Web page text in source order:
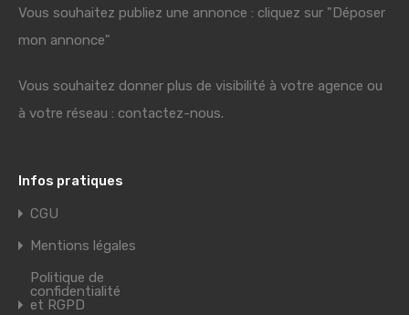
Vous souhaitez publiez une annonce : cliquez sur "Déposer
mon annonce"
Vous souhaitez donner plus de visibilité à votre agence ou
à votre réseau : contactez-nous.
Infos pratiques
CGU
Mentions légales
Politique de
confidentialité
et RGPD